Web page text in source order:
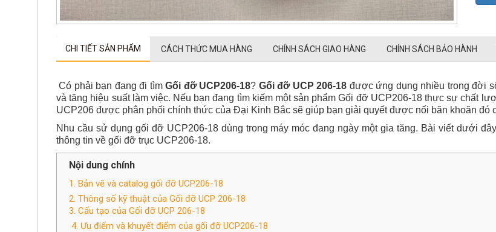
CHI TIẾT SẢN PHẨM CÁCH THỨC MUA HÀNG CHÍNH SÁCH GIAO HÀNG CHÍNH SÁCH BẢO HÀNH
Có phải bạn đang đi tìm Gối đỡ UCP206-18? Gối đỡ UCP 206-18 được ứng dụng nhiều trong đời
và tăng hiệu suất làm việc. Nếu bạn đang tìm kiếm một sản phẩm Gối đỡ UCP206-18 thực sự chất
UCP206 được phân phối chính thức của Đại Kinh Bắc sẽ giúp bạn giải quyết được nối băn khoăn đó
Nhu cầu sử dụng gối đỡ UCP206-18 dùng trong máy móc đang ngày một gia tăng. Bài viết dưới
thông tin về gối đỡ trục UCP206-18.
Nội dung chính
1. Bản vẽ và catalog gối đỡ UCP206-18
2. Thông số kỹ thuật của Gối đỡ UCP 206-18
3. Cấu tạo của Gối đỡ UCP 206-18
4. Ưu điểm và khuyết điểm của gối đỡ UCP206-18